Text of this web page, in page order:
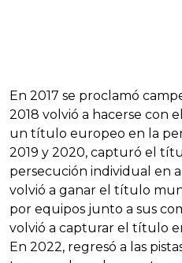
En 2017 se proclamó
2018 volvió a hacerse con
un título europeo en la
2019 y 2020, capturó el
persecución individual en
volvió a ganar el título
por equipos junto a sus
volvió a capturar el título
En 2022, regresó a las